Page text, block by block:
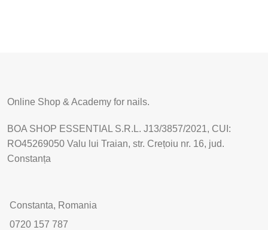
Online Shop & Academy for nails.
BOA SHOP ESSENTIAL S.R.L. J13/3857/2021, CUI:
RO45269050 Valu lui Traian, str. Crețoiu nr. 16, jud.
Constanța
Constanta, Romania
0720 157 787